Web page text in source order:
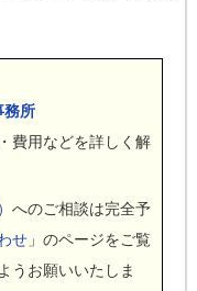
務所
費用などを詳しく解
へのご相談は完全予
せ 」のページをご覧
うお願いいたしま